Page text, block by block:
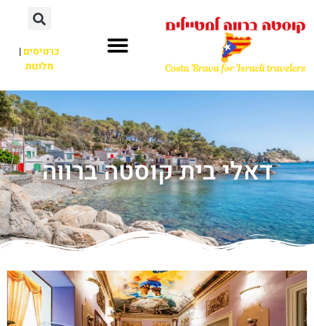
כרטיסים|
מלונות
דאלי בית קוסטה ברווה